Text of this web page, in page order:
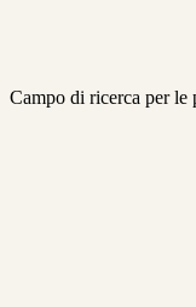
Campo di ricerca per le